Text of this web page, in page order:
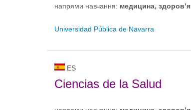
напрями навчання: медицина, здоров’я
Universidad Pública de Navarra
ES
Ciencias de la Salud